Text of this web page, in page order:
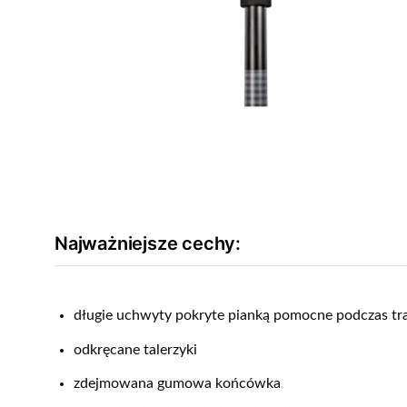
Najważniejsze cechy:
długie uchwyty pokryte pianką pomocne podczas
odkręcane talerzyki
zdejmowana gumowa końcówka